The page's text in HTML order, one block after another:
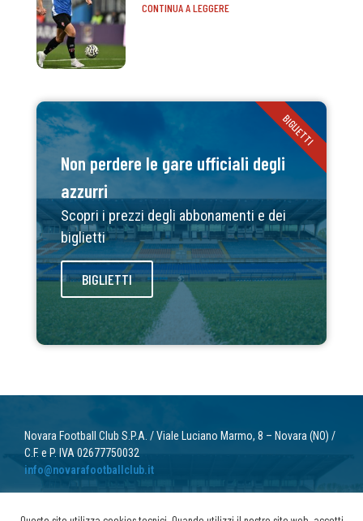
CONTINUA A LEGGERE
Non perdere le gare ufficiali degli
azzurri
Scopri i prezzi degli abbonamenti e dei
biglietti
BIGLIETTI
BIGLIETTI
Novara Football Club S.P.A. / Viale Luciano Marmo, 8 – Novara (NO) /
C.F. e P. IVA 02677750032
info@novarafootballclub.it